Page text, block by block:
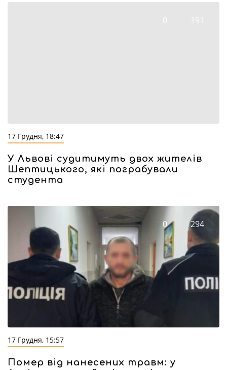
0 191
17 Грудня, 18:47
У Львові судитимуть двох жителів
Шептицького, які пограбували
студента
0 294
17 Грудня, 15:57
Помер від нанесених травм: у